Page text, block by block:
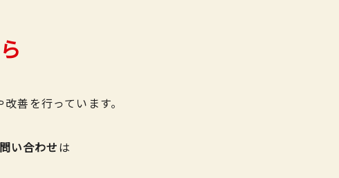
善を行っています。
い合わせは